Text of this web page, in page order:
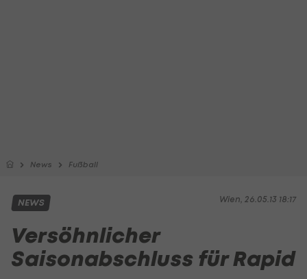
News Fußball
Wien, 26.05.13 18:17
NEWS
Versöhnlicher
Saisonabschluss für Rapid